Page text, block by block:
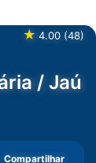
★ 4.00 (48)
/ Jaú
Compartilhar